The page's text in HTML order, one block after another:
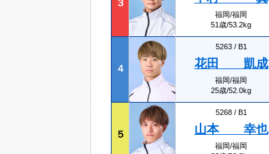
３
福岡/福岡
51歳/53.2kg
４
5263 / B1
花田 凱成
福岡/福岡
25歳/52.0kg
５
5268 / B1
山本 幸也
福岡/福岡